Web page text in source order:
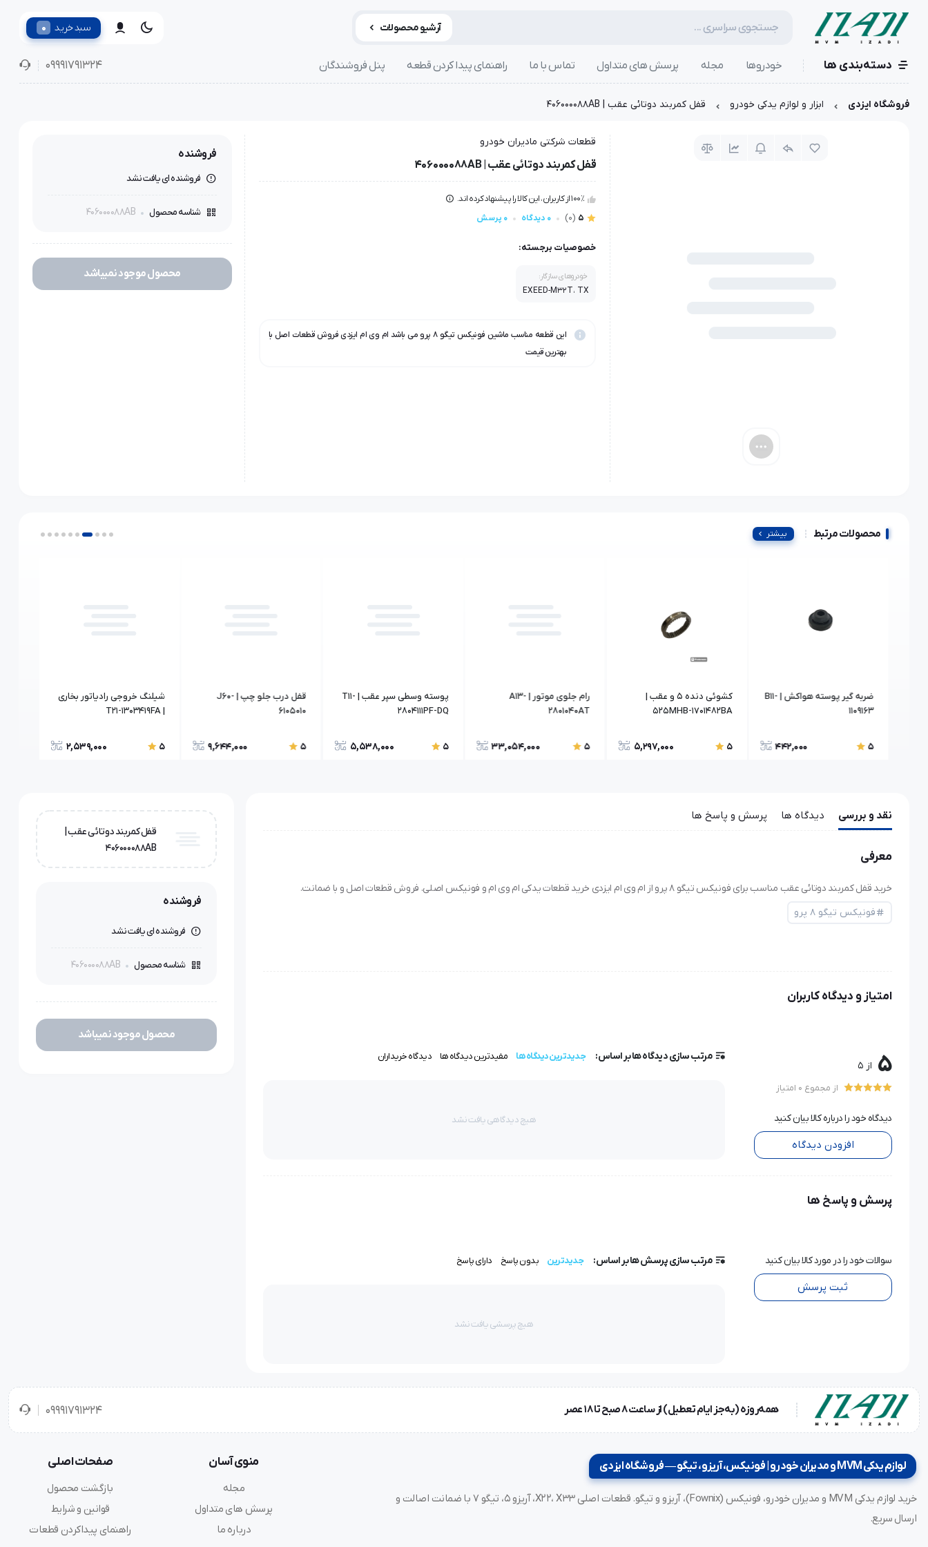
آرشیو محصولات سبد خرید 0
دسته‌بندی ها خودروها مجله پرسش های متداول تماس با ما راهنمای پیدا کردن قطعه پنل فروشندگان 09991791324
فروشگاه ایزدی ابزار و لوازم یدکی خودرو قفل کمربند دوتائی عقب | 406000088AB
قطعات شرکتی مادیران خودرو
قفل کمربند دوتائی عقب | 406000088AB
100٪ از کاربران، این کالا را پیشنهاد کرده اند.
5
(0) 0 دیدگاه 0 پرسش
خصوصیات برجسته:
خودروهای سازگار:
EXEED-M32T، TX
این قطعه مناسب ماشین فونیکس تیگو ۸ پرو می باشد ام وی ام ایزدی فروش قطعات اصل با
بهترین قیمت
فروشنده
فروشنده ای یافت نشد
شناسه محصول 406000088AB
محصول موجود نمیباشد
محصولات مرتبط بیشتر
ضربه گیر پوسته هواکش | B11-
1109163
5
442,000
کشوئی دنده 5 و عقب |
525MHB-1701482BA
5
5,297,000
رام جلوی موتور | A13-
2801040AT
5
33,054,000
پوسته وسطی سپر عقب | T11-
2804111PF-DQ
5
5,538,000
قفل درب جلو چپ | J60-
6105010
5
9,644,000
شیلنگ خروجی رادیاتور بخاری
| T21-1303419FA
5
2,539,000
نقد و بررسی دیدگاه ها پرسش و پاسخ ها
معرفی
خرید قفل کمربند دوتائی عقب مناسب برای فونیکس تیگو ۸ پرو از ام وی ام ایزدی خرید قطعات یدکی ام وی ام و فونیکس اصلی. فروش قطعات اصل و با ضمانت.
فونیکس تیگو ۸ پرو
امتیاز و دیدگاه کاربران
5 از 5
از مجموع 0 امتیاز
دیدگاه خود را درباره کالا بیان کنید
افزودن دیدگاه
مرتب سازی دیدگاه ها بر اساس: جدیدترین دیدگاه ها مفیدترین دیدگاه ها دیدگاه خریداران
هیچ دیدگاهی یافت نشد
پرسش و پاسخ ها
سوالات خود را در مورد کالا بیان کنید
ثبت پرسش
مرتب سازی پرسش ها بر اساس: جدیدترین بدون پاسخ دارای پاسخ
هیچ پرسشی یافت نشد
قفل کمربند دوتائی عقب |
406000088AB
فروشنده
فروشنده ای یافت نشد
شناسه محصول 406000088AB
محصول موجود نمیباشد
همه‌روزه (به‌جز ایام تعطیل) از ساعت ۸ صبح تا ۱۸ عصر 09991791324
لوازم یدکی MVM و مدیران خودرو | فونیکس، آریزو، تیگو — فروشگاه ایزدی
خرید لوازم یدکی MVM و مدیران خودرو، فونیکس (Fownix)، آریزو و تیگو. قطعات اصلی X22، X33، آریزو ۵، تیگو ۷ با ضمانت اصالت و
ارسال سریع.
منوی آسان
مجله
پرسش های متداول
درباره ما
صفحات اصلی
بازگشت محصول
قوانین و شرایط
راهنمای پیداکردن قطعات